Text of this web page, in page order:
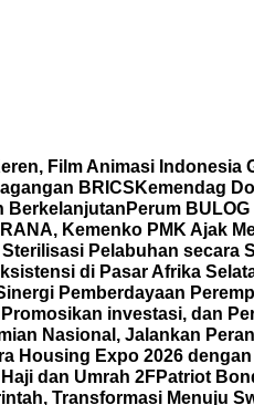
Film Animasi Indonesia
BRICS Kemendag
Berkelanjutan Perum
Kemenko PMK Ajak
Pelabuhan secara
di Pasar Afrika
Pemberdayaan
investasi, dan
Nasional, Jalankan
Housing Expo 2026
dan Umrah 2FPatriot
Transformasi Menuju